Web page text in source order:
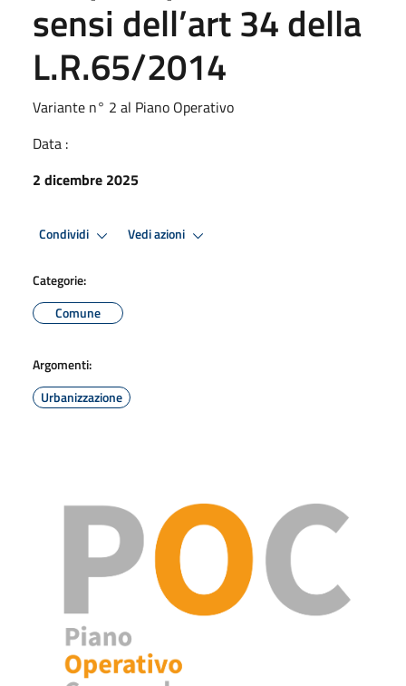
sensi dell’art 34 della
L.R.65/2014
Variante n° 2 al Piano Operativo
Data :
2 dicembre 2025
Condividi Vedi azioni
Categorie:
Comune
Argomenti:
Urbanizzazione